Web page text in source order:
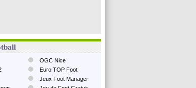
OGC Nice
Euro TOP Foot
Jeux Foot Manager